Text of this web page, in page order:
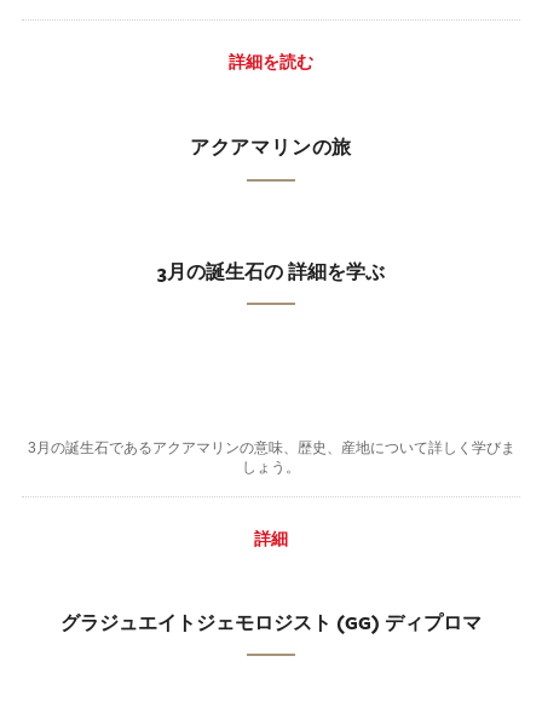
詳細を読む
アクアマリンの旅
3月の誕生石の 詳細を学ぶ
3月の誕生石であるアクアマリンの意味、歴史、産地について詳しく学びま
しょう。
詳細
グラジュエイトジェモロジスト (GG) ディプロマ